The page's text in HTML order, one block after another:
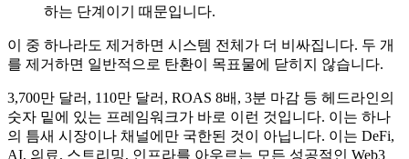
하는 단계이기 때문입니다.
이 중 하나라도 제거하면 시스템 전체가 더 비싸집니다. 두 개
를 제거하면 일반적으로 탄환이 목표물에 닫히지 않습니다.
3,700만 달러, 110만 달러, ROAS 8배, 3분 마감 등 헤드라인의
숫자 밑에 있는 프레임워크가 바로 이런 것입니다. 이는 하나
의 틈새 시장이나 채널에만 국한된 것이 아닙니다. 이는 DeFi,
AI, 의료, 스트리밍, 인프라를 아우르는 모든 성공적인 Web3